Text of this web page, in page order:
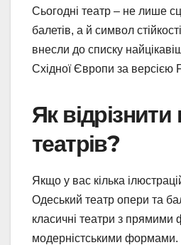
Сьогодні театр – не лише
балетів, а й символ
внесли до списку
Східної Європи за версією
Як відрізнити
театрів?
Якщо у вас кілька
Одеський театр опери та
класичні театри з прямими
модерністськими формами.